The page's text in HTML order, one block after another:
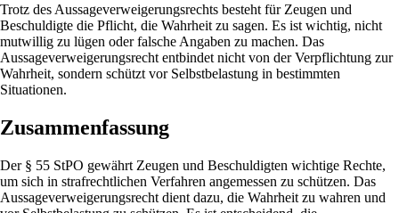
Trotz des Aussageverweigerungsrechts besteht für Zeugen und
Beschuldigte die Pflicht, die Wahrheit zu sagen. Es ist wichtig, nicht
mutwillig zu lügen oder falsche Angaben zu machen. Das
Aussageverweigerungsrecht entbindet nicht von der Verpflichtung zur
Wahrheit, sondern schützt vor Selbstbelastung in bestimmten
Situationen.
Zusammenfassung
Der § 55 StPO gewährt Zeugen und Beschuldigten wichtige Rechte,
um sich in strafrechtlichen Verfahren angemessen zu schützen. Das
Aussageverweigerungsrecht dient dazu, die Wahrheit zu wahren und